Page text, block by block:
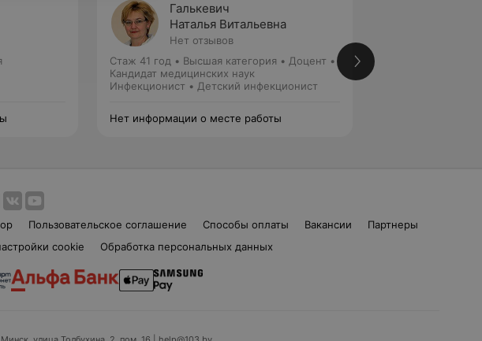
Галькевич
Наталья Витальевна
Нет отзывов
Стаж 41 год • Высшая категория • Доцент •
Кандидат медицинских наук
Инфекционист • Детский инфекционист
Нет информации о месте работы
Пользовательское соглашение Способы оплаты Вакансии
Партнеры
cookie Обработка персональных данных